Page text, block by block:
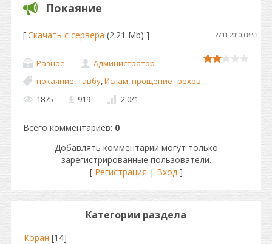
Покаяние
[ Скачать с сервера (2.21 Mb) ] 27.11.2010, 08:53
Разное
Администратор
покаяние,тавбу,Ислам,прощение грехов
1875
919 2.0/1
Всего комментариев: 0
Добавлять комментарии могут только
зарегистрированные пользователи.
[ Регистрация | Вход]
Категории раздела
Коран [14]